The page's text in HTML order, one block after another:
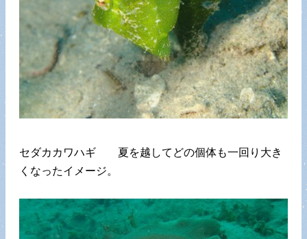
セダカカワハギ 夏を越してどの個体も一回り大き
くなったイメージ。